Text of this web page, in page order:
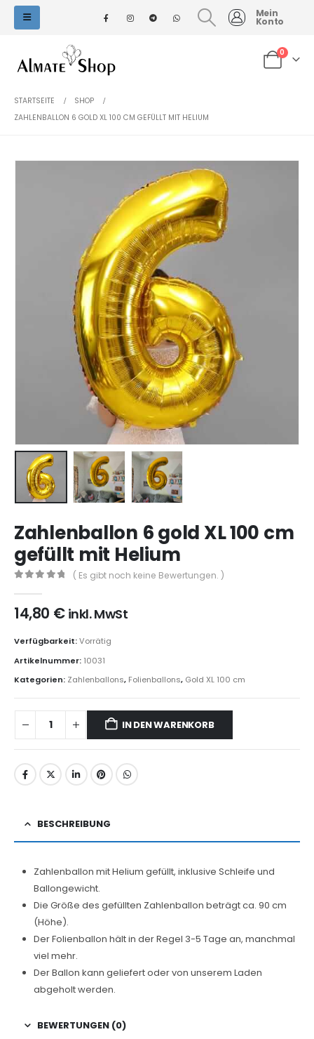
Mein
Konto
0
STARTSEITE
SHOP
ZAHLENBALLON 6 GOLD XL 100 CM GEFÜLLT MIT HELIUM
Zahlenballon 6 gold XL 100 cm
gefüllt mit Helium
( Es gibt noch keine Bewertungen. )
14,80 € inkl. MwSt
Verfügbarkeit:Vorrätig
Artikelnummer: 10031
Kategorien: Zahlenballons, Folienballons, Gold XL 100 cm
IN DEN WARENKORB
BESCHREIBUNG
Zahlenballon mit Helium gefüllt, inklusive Schleife und
Ballongewicht.
Die Größe des gefüllten Zahlenballon beträgt ca. 90 cm
(Höhe).
Der Folienballon hält in der Regel 3-5 Tage an, manchmal
viel mehr.
Der Ballon kann geliefert oder von unserem Laden
abgeholt werden.
BEWERTUNGEN (0)